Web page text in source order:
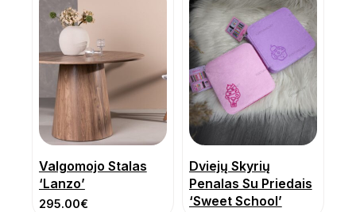
Valgomojo Stalas
‘Lanzo’
295.00€
Dviejų Skyrių
Penalas Su Priedais
‘Sweet School’